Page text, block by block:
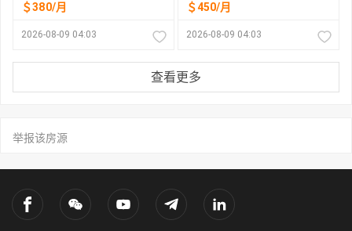
＄380/月
2026-08-09 04:03
＄450/月
2026-08-09 04:03
查看更多
举报该房源